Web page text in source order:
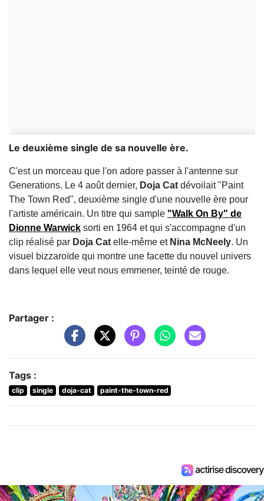
Le deuxième single de sa nouvelle ère.
C'est un morceau que l'on adore passer à l'antenne sur
Generations. Le 4 août dernier, Doja Cat dévoilait "Paint
The Town Red", deuxième single d'une nouvelle ère pour
l'artiste américain. Un titre qui sample "Walk On By" de
Dionne Warwick sorti en 1964 et qui s'accompagne d'un
clip réalisé par Doja Cat elle-même et Nina McNeely. Un
visuel bizzaroïde qui montre une facette du nouvel univers
dans lequel elle veut nous emmener, teinté de rouge.
Partager :
Tags :
clip single doja-cat paint-the-town-red